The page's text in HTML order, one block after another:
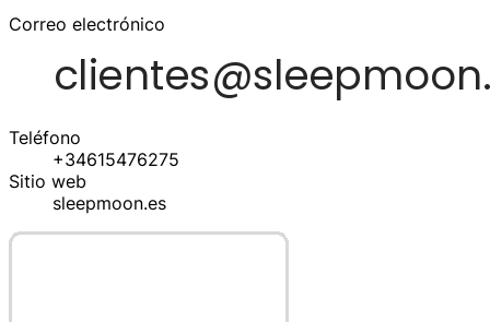
Correo electrónico
Teléfono
+34615476275
Sitio web
sleepmoon.es